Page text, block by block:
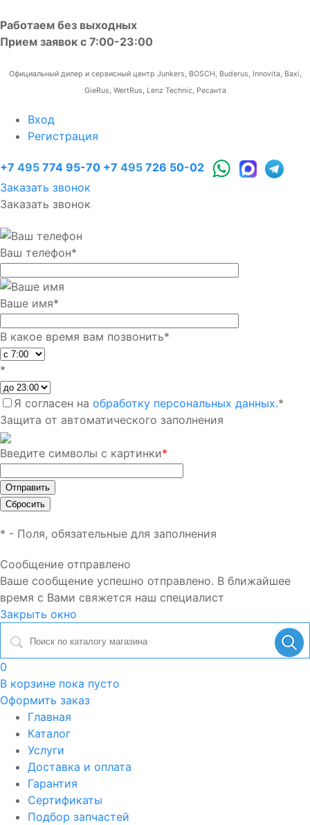
Работаем без выходных
Прием заявок с 7:00-23:00
Официальный дилер и сервисный центр Junkers, BOSCH, Buderus, Innovita, Baxi,
GieRus, WertRus, Lenz Technic, Ресанта
Вход
Регистрация
+7 495 774 95-70 +7 495 726 50-02
Заказать звонок
Заказать звонок
Ваш телефон*
Ваше имя*
В какое время вам позвонить*
*
Я согласен на обработку персональных данных.*
Защита от автоматического заполнения
Введите символы с картинки*
* - Поля, обязательные для заполнения
Сообщение отправлено
Ваше сообщение успешно отправлено. В ближайшее
время с Вами свяжется наш специалист
Закрыть окно
0
В корзине пока пусто
Оформить заказ
Главная
Каталог
Услуги
Доставка и оплата
Гарантия
Сертификаты
Подбор запчастей